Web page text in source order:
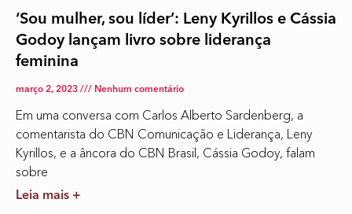
‘Sou mulher, sou líder’: Leny Kyrillos e Cássia
Godoy lançam livro sobre liderança
feminina
março 2, 2023 Nenhum comentário
Em uma conversa com Carlos Alberto Sardenberg, a
comentarista do CBN Comunicação e Liderança, Leny
Kyrillos, e a âncora do CBN Brasil, Cássia Godoy, falam
sobre
Leia mais +